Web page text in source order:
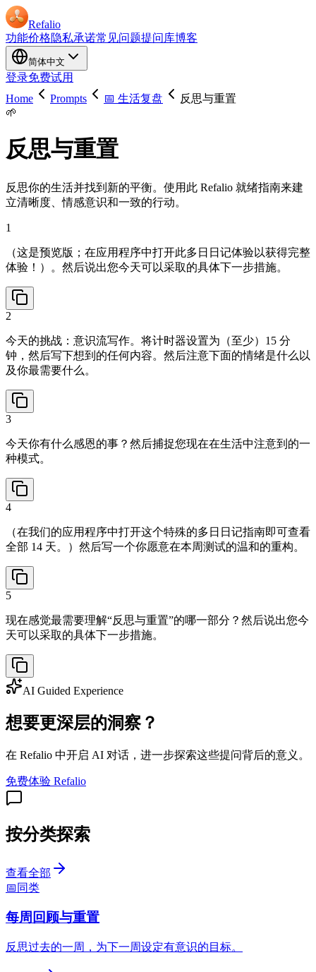
Refalio
功能价格隐私承诺常见问题提问库博客
简体中文
登录免费试用
Home
Prompts 📅 生活复盘
反思与重置
🌱
反思与重置
反思你的生活并找到新的平衡。使用此 Refalio 就绪指南来建
立清晰度、情感意识和一致的行动。
1
（这是预览版；在应用程序中打开此多日日记体验以获得完整
体验！）。然后说出您今天可以采取的具体下一步措施。
2
今天的挑战：意识流写作。将计时器设置为（至少）15 分
钟，然后写下想到的任何内容。然后注意下面的情绪是什么以
及你最需要什么。
3
今天你有什么感恩的事？然后捕捉您现在在生活中注意到的一
种模式。
4
（在我们的应用程序中打开这个特殊的多日日记指南即可查看
全部 14 天。）然后写一个你愿意在本周测试的温和的重构。
5
现在感觉最需要理解“反思与重置”的哪一部分？然后说出您今
天可以采取的具体下一步措施。
AI Guided Experience
想要更深层的洞察？
在 Refalio 中开启 AI 对话，进一步探索这些提问背后的意义。
免费体验 Refalio
按分类探索
查看全部
📅 同类
每周回顾与重置
反思过去的一周，为下一周设定有意识的目标。